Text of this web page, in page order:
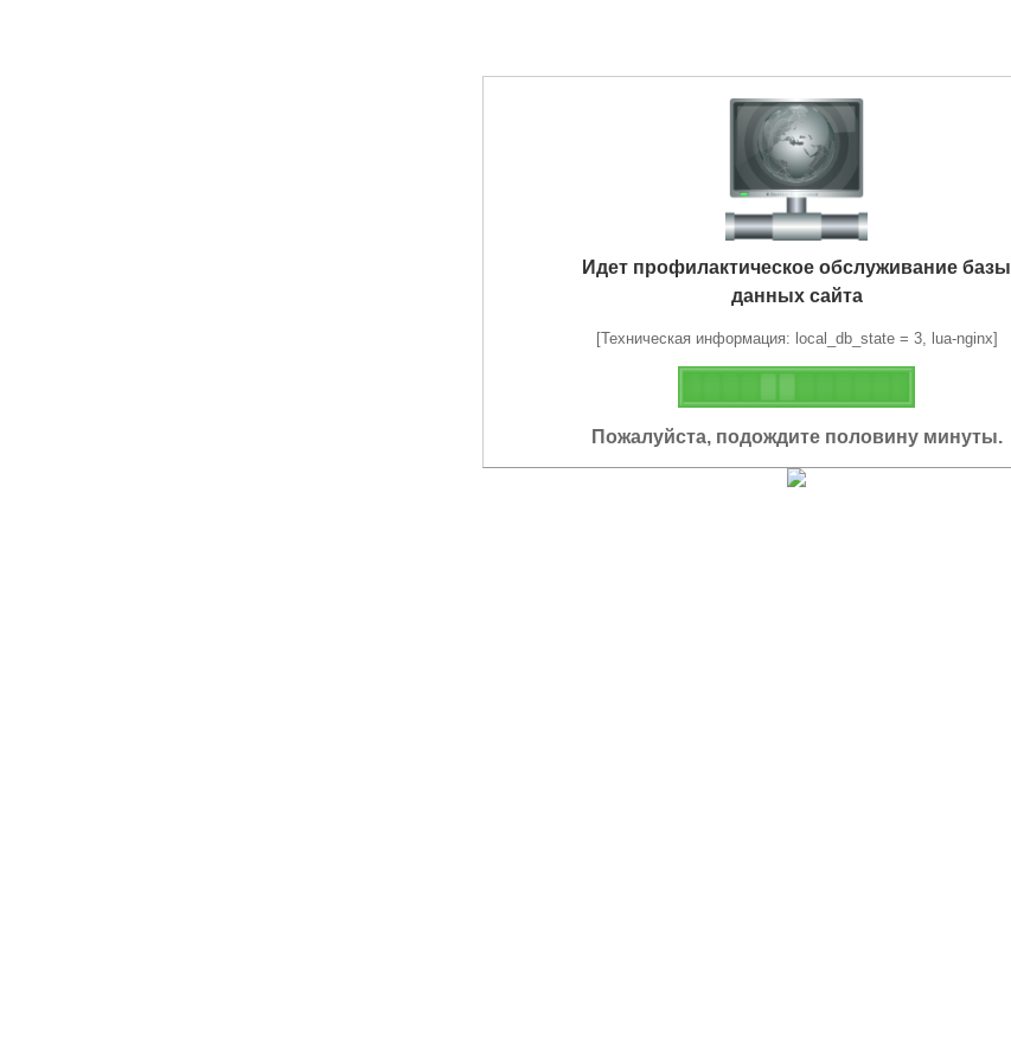
Идет профилактическое обслуживание базы
данных сайта
[Техническая информация: local_db_state = 3, lua-nginx]
Пожалуйста, подождите половину минуты.